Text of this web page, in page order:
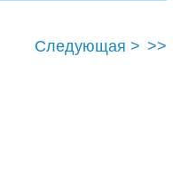
Следующая > >>